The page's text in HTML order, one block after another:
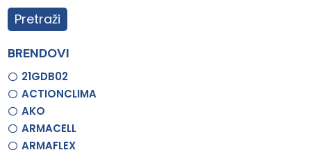
Pretraži
BRENDOVI
21GDB02
ACTIONCLIMA
AKO
ARMACELL
ARMAFLEX